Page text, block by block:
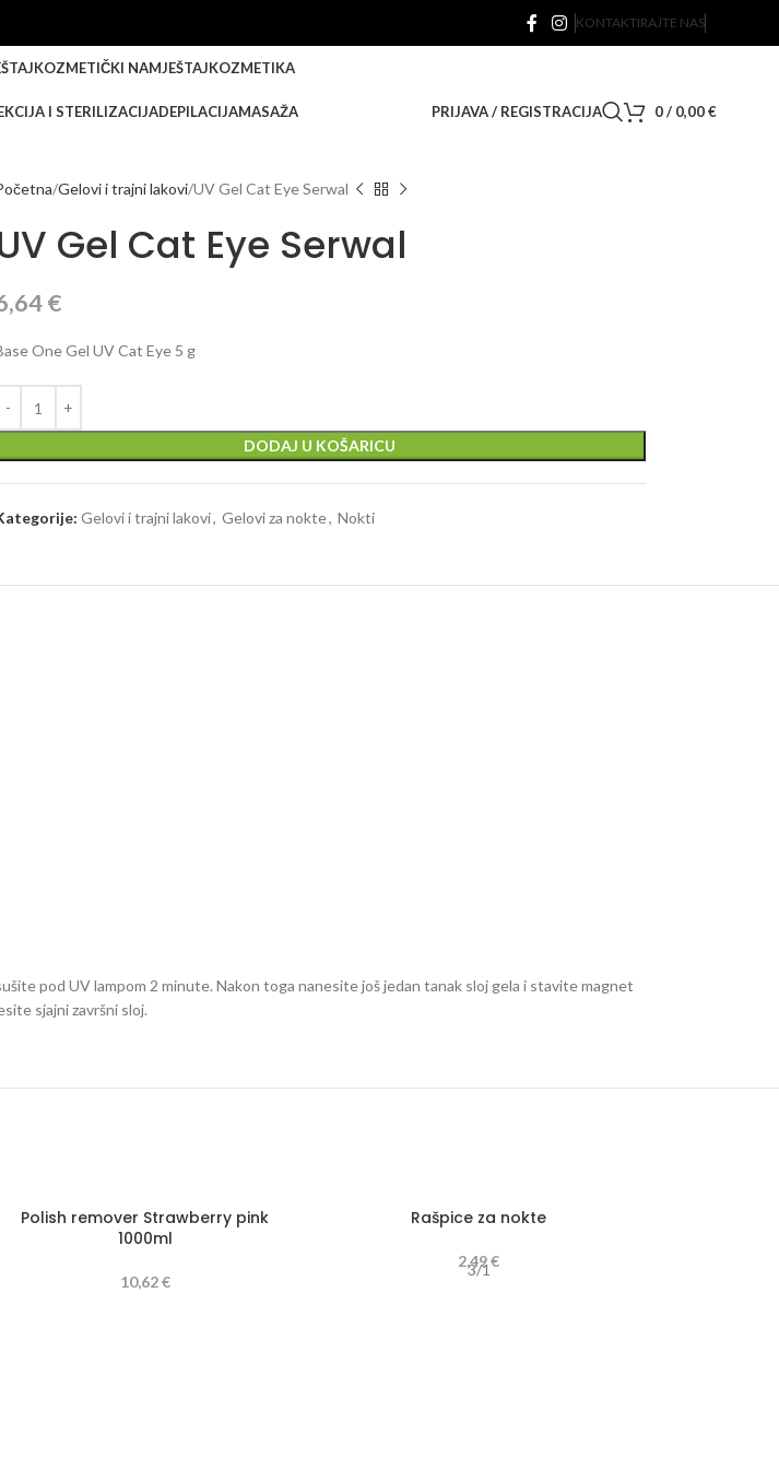
KONTAKTIRAJTE NAS
KOZMETIČKI NAMJEŠTAJKOZMETIKA
I STERILIZACIJADEPILACIJAMASAŽA PRIJAVA / REGISTRACIJA 0/ 0,00€
Gelovi i trajni lakovi UV Gel Cat Eye Serwal
Gel Cat Eye Serwal
€
One Gel UV Cat Eye 5 g
DODAJ U KOŠARICU
Gelovi i trajni lakovi, Gelovi za nokte, Nokti
pod UV lampom 2 minute. Nakon toga nanesite još jedan tanak sloj gela i stavite magnet
sjajni završni sloj.
Polish remover Strawberry pink
1000ml
10,62€
Rašpice za nokte
2,49€
3/1